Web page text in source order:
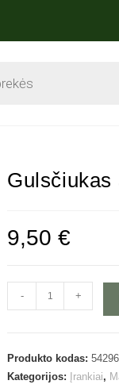
Gulsčiukas
9,50 €
- +
Produkto kodas:
Kategorijos:
Įrankiai,